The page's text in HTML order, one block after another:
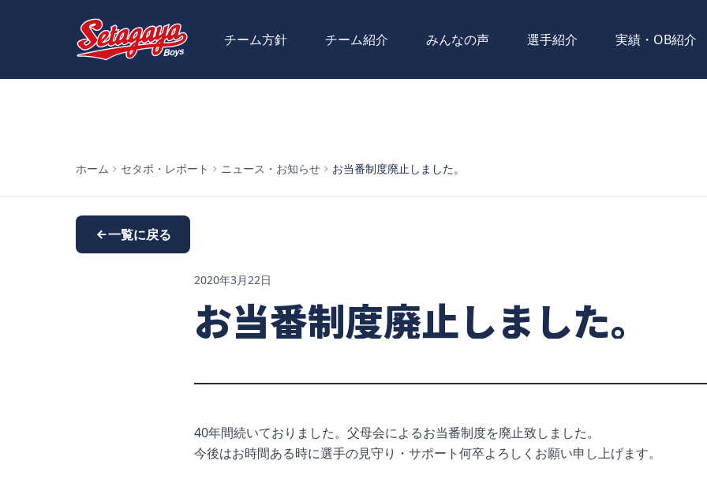
チーム方針 チーム紹介 みんなの声 選手紹介 実績・OB紹介
ホーム セタボ・レポート ニュース・お知らせ お当番制度廃止しました。
一覧に戻る
2020年3月22日
お当番制度廃止しました。
40年間続いておりました。父母会によるお当番制度を廃止致しました。
今後はお時間ある時に選手の見守り・サポート何卒よろしくお願い申し上げます。